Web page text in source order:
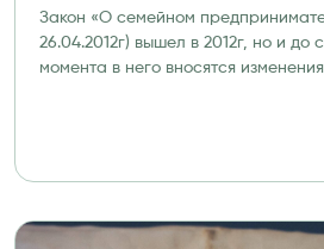
Закон «О семейном
26.04.2012г) вышел в 2012г, но и до
момента в него вносятся